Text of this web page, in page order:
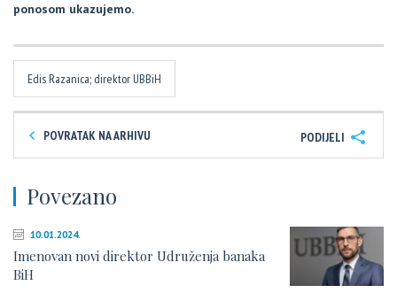
ponosom ukazujemo.
Edis Razanica; direktor UBBiH
POVRATAK NA ARHIVU PODIJELI
Povezano
10.01.2024.
Imenovan novi direktor Udruženja banaka
BiH